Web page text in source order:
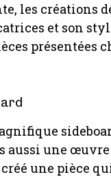
les créations
et son
présentées
une œuvre
une pièce